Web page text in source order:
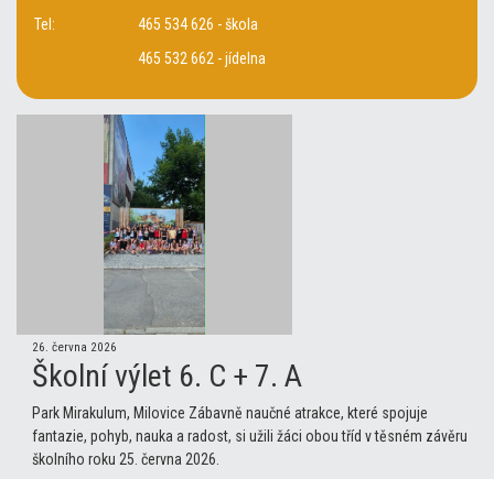
Tel:
465 534 626 - škola
465 532 662 - jídelna
26. června 2026
Školní výlet 6. C + 7. A
Park Mirakulum, Milovice Zábavně naučné atrakce, které spojuje
fantazie, pohyb, nauka a radost, si užili žáci obou tříd v těsném závěru
školního roku 25. června 2026.